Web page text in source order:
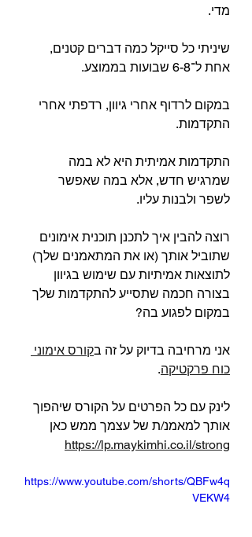
מדי.
שיניתי כל סייקל כמה דברים קטנים,
אחת ל־6-8 שבועות בממוצע.
במקום לרדוף אחרי גיוון, רדפתי אחרי
התקדמות.
התקדמות אמיתית היא לא במה
שמרגיש חדש, אלא במה שאפשר
לשפר ולבנות עליו.
רוצה להבין איך לתכנן תוכנית אימונים
שתוביל אותך (או את המתאמנים שלך)
לתוצאות אמיתיות עם שימוש בגיוון
בצורה חכמה שתסייע להתקדמות שלך
במקום לפגוע בה?
אני מרחיבה בדיוק על זה בקורס אימוני
כוח פרקטיקה.
לינק עם כל הפרטים על הקורס שיהפוך
אותך למאמנ/ת של עצמך ממש כאן
https://lp.maykimhi.co.il/strong
https://www.youtube.com/shorts/QBFw4q
VEKW4